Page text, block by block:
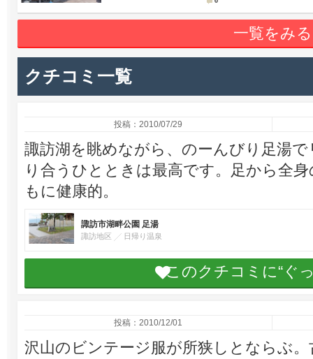
一覧をみる
クチコミ一覧
投稿：2010/07/29
諏訪湖を眺めながら、のーんびり足湯
り合うひとときは最高です。足から全
もに健康的。
諏訪市湖畔公園 足湯
諏訪地区 日帰り温泉
このクチコミに“ぐ
投稿：2010/12/01
沢山のビンテージ服が所狭しとならぶ